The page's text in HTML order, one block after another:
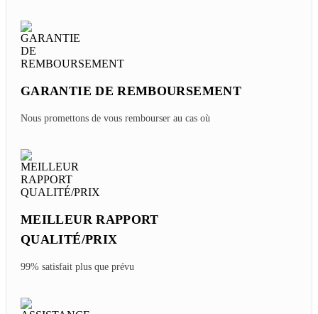
GARANTIE DE REMBOURSEMENT
Nous promettons de vous rembourser au cas où
MEILLEUR RAPPORT
QUALITÉ/PRIX
99% satisfait plus que prévu